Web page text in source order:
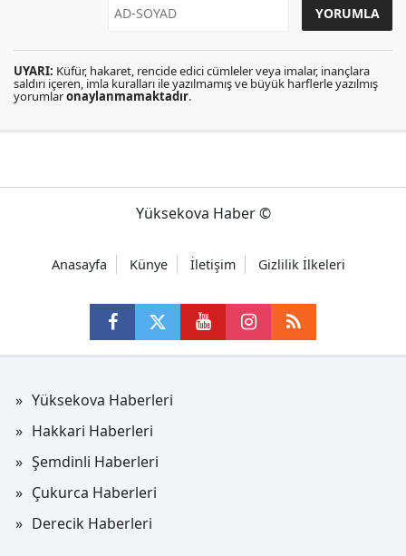
UYARI: Küfür, hakaret, rencide edici cümleler veya imalar, inançlara
saldırı içeren, imla kuralları ile yazılmamış ve büyük harflerle yazılmış
yorumlaronaylanmamaktadır.
Yüksekova Haber ©
Anasayfa Künye İletişim Gizlilik İlkeleri
Yüksekova Haberleri
Hakkari Haberleri
Şemdinli Haberleri
Çukurca Haberleri
Derecik Haberleri